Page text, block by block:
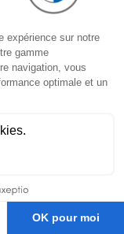
pompe